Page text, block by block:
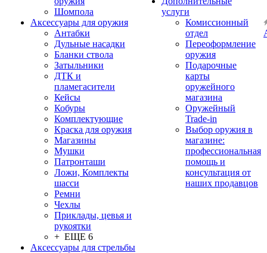
Шомпола
Аксессуары для оружия
Антабки
Дульные насадки
Бланки ствола
Затыльники
ДТК и
пламегасители
Кейсы
Кобуры
Комплектующие
Краска для оружия
Магазины
Мушки
Патронташи
Ложи, Комплекты
шасси
Ремни
Чехлы
Приклады, цевья и
рукоятки
+ ЕЩЕ 6
Аксессуары для стрельбы
услуги
Комиссионный
отдел
Переоформление
оружия
Подарочные
карты
оружейного
магазина
Оружейный
Trade-in
Выбор оружия в
магазине:
профессиональная
помощь и
консультация от
наших продавцов